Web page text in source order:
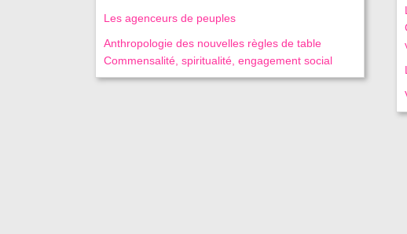
Les agenceurs de peuples
Anthropologie des nouvelles règles de table
Commensalité, spiritualité, engagement social